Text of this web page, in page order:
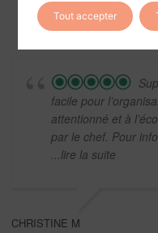
facile pour
attentionné et à
par le chef. Pour
...lire la suite
CHRISTINE M
Tout accepter